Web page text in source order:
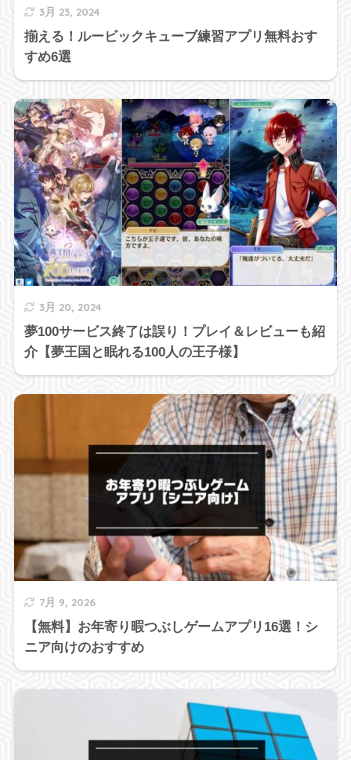
3月 23, 2024
揃える！ルービックキューブ練習アプリ無料おす
すめ6選
3月 20, 2024
夢100サービス終了は誤り！プレイ＆レビューも紹
介【夢王国と眠れる100人の王子様】
7月 9, 2026
【無料】お年寄り暇つぶしゲームアプリ16選！シ
ニア向けのおすすめ